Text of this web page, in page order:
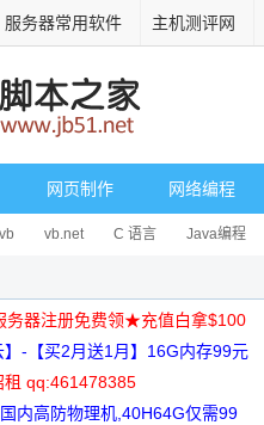
服务器常用软件 主机测评网
网页制作 网络编程
vb vb.net C 语言 Java编程
务器注册免费领★充值白拿$100
】-【买2月送1月】16G内存99元
租 qq:461478385
国内高防物理机,40H64G仅需99